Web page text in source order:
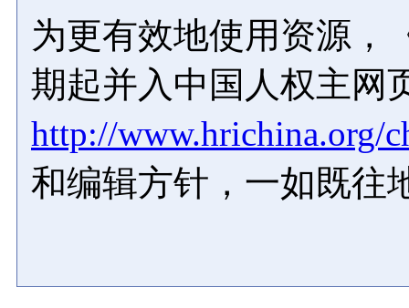
为更有效地使用资源，
期起并入中国人权主网
http://www.hrichina.org/
和编辑方针，一如既往